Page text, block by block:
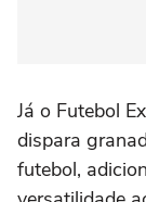
Já o Futebol
dispara
futebol,